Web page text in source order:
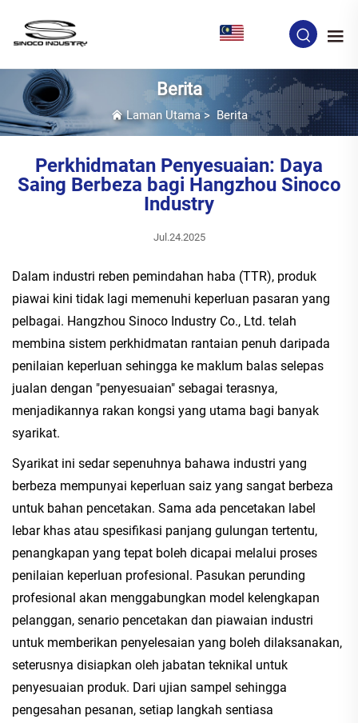
Berita
Laman Utama> Berita
Perkhidmatan Penyesuaian: Daya
Saing Berbeza bagi Hangzhou Sinoco
Industry
Jul.24.2025
Dalam industri reben pemindahan haba (TTR), produk
piawai kini tidak lagi memenuhi keperluan pasaran yang
pelbagai. Hangzhou Sinoco Industry Co., Ltd. telah
membina sistem perkhidmatan rantaian penuh daripada
penilaian keperluan sehingga ke maklum balas selepas
jualan dengan "penyesuaian" sebagai terasnya,
menjadikannya rakan kongsi yang utama bagi banyak
syarikat.
Syarikat ini sedar sepenuhnya bahawa industri yang
berbeza mempunyai keperluan saiz yang sangat berbeza
untuk bahan pencetakan. Sama ada pencetakan label
lebar khas atau spesifikasi panjang gulungan tertentu,
penangkapan yang tepat boleh dicapai melalui proses
penilaian keperluan profesional. Pasukan perunding
profesional akan menggabungkan model kelengkapan
pelanggan, senario pencetakan dan piawaian industri
untuk memberikan penyelesaian yang boleh dilaksanakan,
seterusnya disiapkan oleh jabatan teknikal untuk
penyesuaian produk. Dari ujian sampel sehingga
pengesahan pesanan, setiap langkah sentiasa